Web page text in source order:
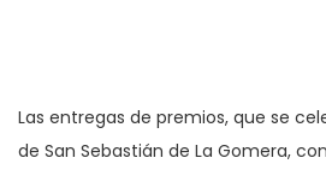
Las entregas de premios, que se
de San Sebastián de La Gomera,